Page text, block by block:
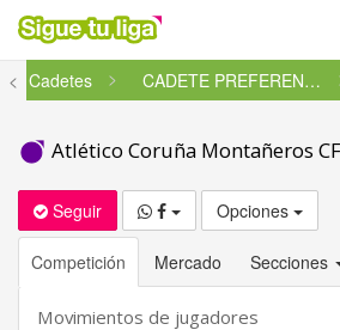
< Cadetes CADETE PREFERENTE FUTGAL - GRU...
Atlético Coruña Montañeros
Seguir Opciones
Competición Mercado Secciones
Movimientos de jugadores